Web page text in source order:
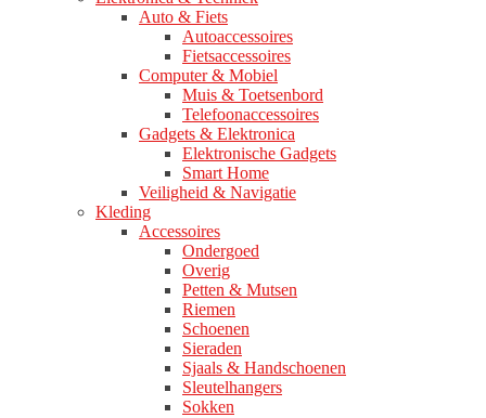
Auto & Fiets
Autoaccessoires
Fietsaccessoires
Computer & Mobiel
Muis & Toetsenbord
Telefoonaccessoires
Gadgets & Elektronica
Elektronische Gadgets
Smart Home
Veiligheid & Navigatie
Kleding
Accessoires
Ondergoed
Overig
Petten & Mutsen
Riemen
Schoenen
Sieraden
Sjaals & Handschoenen
Sleutelhangers
Sokken